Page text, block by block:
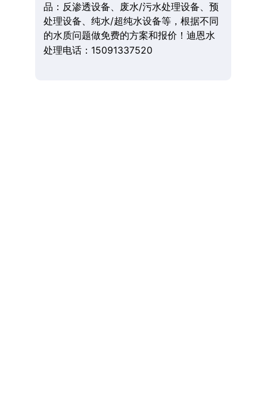
品：反渗透设备、废水/污水处理设备、预
处理设备、纯水/超纯水设备等，根据不同
的水质问题做免费的方案和报价！迪恩水
处理电话：15091337520